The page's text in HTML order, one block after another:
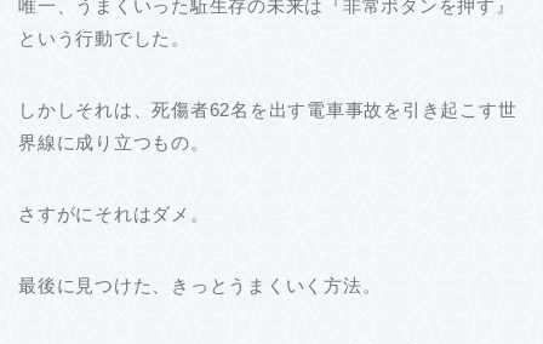
唯一、うまくいった駈生存の未来は『非常ボタンを押す』
という行動でした。
しかしそれは、死傷者62名を出す電車事故を引き起こす世
界線に成り立つもの。
さすがにそれはダメ。
最後に見つけた、きっとうまくいく方法。